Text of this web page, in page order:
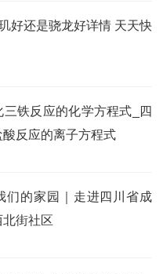
好还是骁龙好详情 天天快
三铁反应的化学方程式_四
反应的离子方程式
们的家园｜走进四川省成
街社区